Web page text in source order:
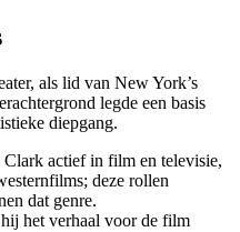
als lid van New York’s
legde een basis
diepgang.
actief in film en televisie,
deze rollen
dat genre.
het verhaal voor de film